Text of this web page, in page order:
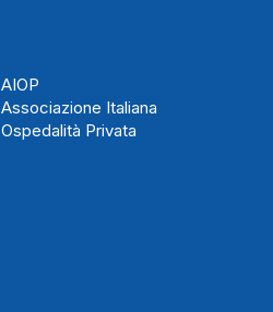
AIOP
Associazione Italiana
Ospedalità Privata